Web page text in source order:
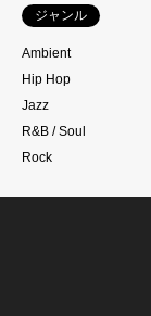
ジャンル
Ambient
Hip Hop
Jazz
R&B / Soul
Rock